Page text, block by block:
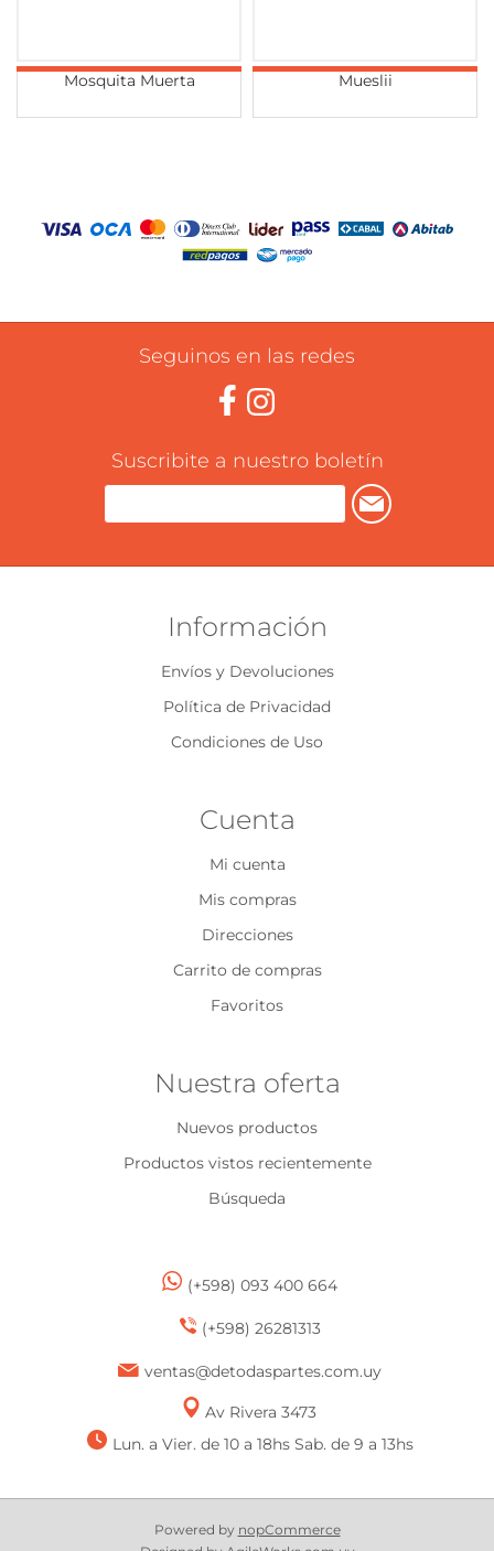
Mosquita Muerta Mueslii
Seguinos en las redes
Suscribite a nuestro boletín
Información
Envíos y Devoluciones
Política de Privacidad
Condiciones de Uso
Cuenta
Mi cuenta
Mis compras
Direcciones
Carrito de compras
Favoritos
Nuestra oferta
Nuevos productos
Productos vistos recientemente
Búsqueda
(+598) 093 400 664
(+598) 26281313
ventas@detodaspartes.com.uy
Av Rivera 3473
Lun. a Vier. de 10 a 18hs Sab. de 9 a 13hs
Powered by nopCommerce